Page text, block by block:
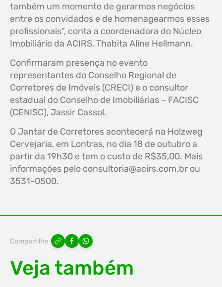
também um momento de gerarmos negócios
entre os convidados e de homenagearmos esses
profissionais”, conta a coordenadora do Núcleo
Imobiliário da ACIRS, Thabita Aline Hellmann.
Confirmaram presença no evento
representantes do Conselho Regional de
Corretores de Imóveis (CRECI) e o consultor
estadual do Conselho de Imobiliárias – FACISC
(CENISC), Jassir Cassol.
O Jantar de Corretores acontecerá na Holzweg
Cervejaria, em Lontras, no dia 18 de outubro a
partir da 19h30 e tem o custo de R$35,00. Mais
informações pelo consultoria@acirs.com.br ou
3531-0500.
Compartilhe
Veja também